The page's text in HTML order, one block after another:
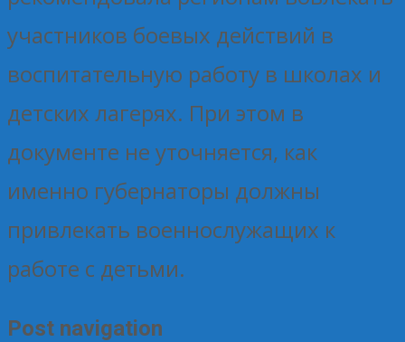
участников боевых действий в
воспитательную работу в школах и
детских лагерях. При этом в
документе не уточняется, как
именно губернаторы должны
привлекать военнослужащих к
работе с детьми.
Post navigation